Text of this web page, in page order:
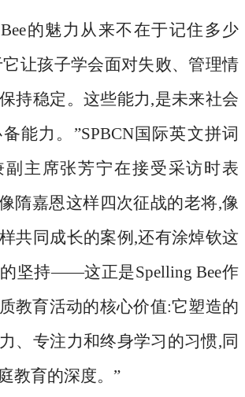
Bee的魅力从来不在于记住多少
让孩子学会面对失败、管理情
持稳定。这些能力,是未来社会
能力。”SPBCN国际英文拼词
副主席张芳宁在接受采访时表
隋嘉恩这样四次征战的老将,像
共同成长的案例,还有涂焯钦这
坚持——这正是Spelling Bee作
教育活动的核心价值:它塑造的
、专注力和终身学习的习惯,同
教育的深度。”